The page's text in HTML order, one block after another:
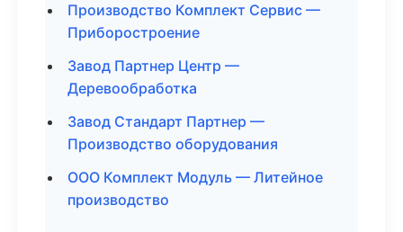
Производство Комплект Сервис —
Приборостроение
Завод Партнер Центр —
Деревообработка
Завод Стандарт Партнер —
Производство оборудования
ООО Комплект Модуль — Литейное
производство